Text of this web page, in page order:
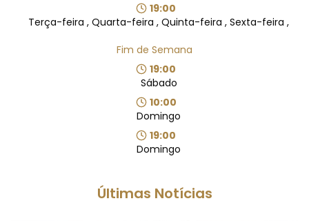
19:00
Terça-feira , Quarta-feira , Quinta-feira , Sexta-feira ,
Fim de Semana
19:00
Sábado
10:00
Domingo
19:00
Domingo
Últimas Notícias